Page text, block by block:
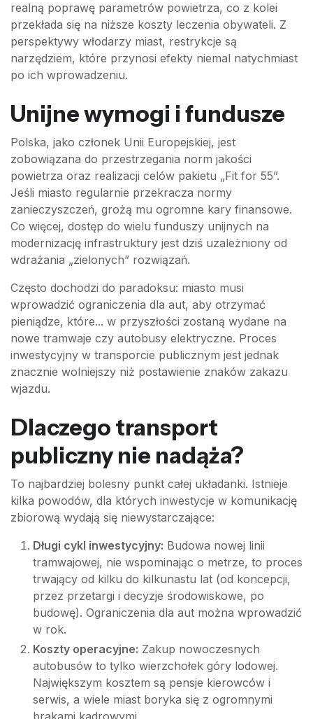
realną poprawę parametrów powietrza, co z kolei
przekłada się na niższe koszty leczenia obywateli. Z
perspektywy włodarzy miast, restrykcje są
narzędziem, które przynosi efekty niemal natychmiast
po ich wprowadzeniu.
Unijne wymogi i fundusze
Polska, jako członek Unii Europejskiej, jest
zobowiązana do przestrzegania norm jakości
powietrza oraz realizacji celów pakietu „Fit for 55”.
Jeśli miasto regularnie przekracza normy
zanieczyszczeń, grożą mu ogromne kary finansowe.
Co więcej, dostęp do wielu funduszy unijnych na
modernizację infrastruktury jest dziś uzależniony od
wdrażania „zielonych” rozwiązań.
Często dochodzi do paradoksu: miasto musi
wprowadzić ograniczenia dla aut, aby otrzymać
pieniądze, które... w przyszłości zostaną wydane na
nowe tramwaje czy autobusy elektryczne. Proces
inwestycyjny w transporcie publicznym jest jednak
znacznie wolniejszy niż postawienie znaków zakazu
wjazdu.
Dlaczego transport
publiczny nie nadąża?
To najbardziej bolesny punkt całej układanki. Istnieje
kilka powodów, dla których inwestycje w komunikację
zbiorową wydają się niewystarczające:
Długi cykl inwestycyjny: Budowa nowej linii
tramwajowej, nie wspominając o metrze, to proces
trwający od kilku do kilkunastu lat (od koncepcji,
przez przetargi i decyzje środowiskowe, po
budowę). Ograniczenia dla aut można wprowadzić
w rok.
Koszty operacyjne: Zakup nowoczesnych
autobusów to tylko wierzchołek góry lodowej.
Największym kosztem są pensje kierowców i
serwis, a wiele miast boryka się z ogromnymi